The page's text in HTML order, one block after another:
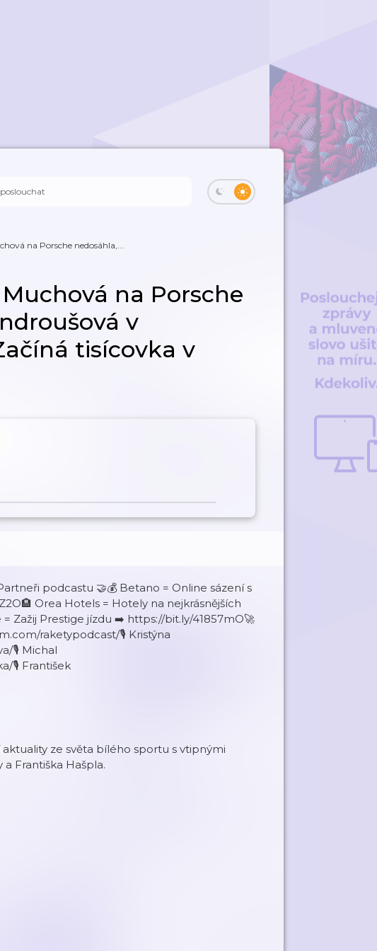
na Porsche nedosáhla,...
na Porsche
v
tisícovka v
podcastu 🤝💰 Betano = Online sázení s
Orea Hotels = Hotely na nejkrásnějších
Zažij Prestige jízdu ➡️ https://bit.ly/41857mO🚀
raketypodcast/🎙 Kristýna
🎙 Michal
🎙 František
ze světa bílého sportu s vtipnými
Františka Hašpla.